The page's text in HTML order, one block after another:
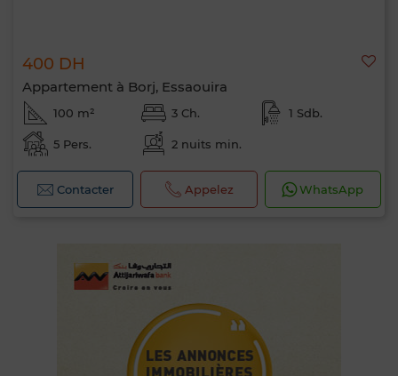
400 DH
Appartement à Borj, Essaouira
100 m² 3 Ch. 1 Sdb.
5 Pers. 2 nuits min.
Contacter Appelez WhatsApp